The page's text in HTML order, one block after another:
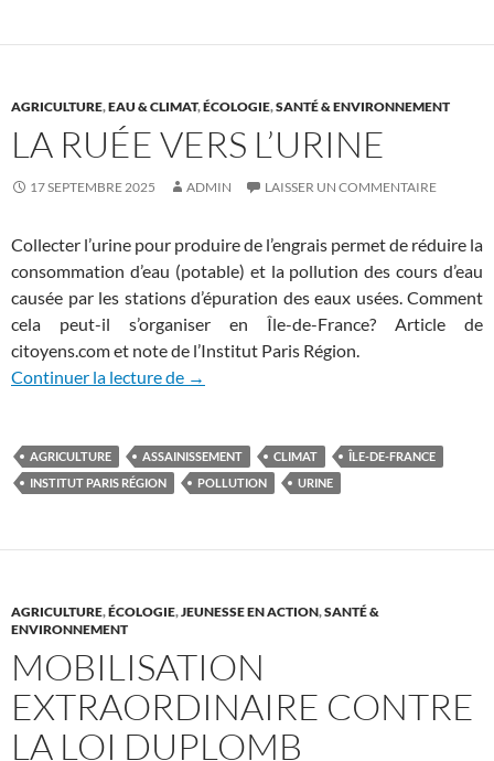
AGRICULTURE,EAU & CLIMAT,ÉCOLOGIE,SANTÉ & ENVIRONNEMENT
LA RUÉE VERS L’URINE
17 SEPTEMBRE 2025 ADMIN LAISSER UN COMMENTAIRE
Collecter l’urine pour produire de l’engrais permet de réduire la
consommation d’eau (potable) et la pollution des cours d’eau
causée par les stations d’épuration des eaux usées. Comment
cela peut-il s’organiser en Île-de-France? Article de
citoyens.com et note de l’Institut Paris Région.
Continuer la lecture de La ruée vers l’urine
→
AGRICULTURE ASSAINISSEMENT CLIMAT
ÎLE-DE-FRANCE
INSTITUT PARIS RÉGION
POLLUTION URINE
AGRICULTURE,ÉCOLOGIE,JEUNESSE EN ACTION,SANTÉ &
ENVIRONNEMENT
MOBILISATION
EXTRAORDINAIRE CONTRE
LA LOI DUPLOMB